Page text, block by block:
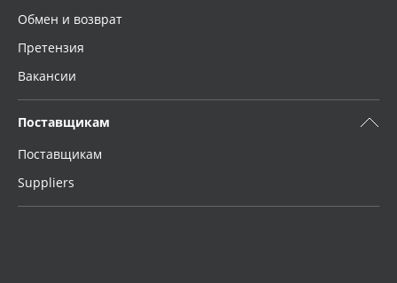
Обмен и возврат
Претензия
Вакансии
Поставщикам
Поставщикам
Suppliers